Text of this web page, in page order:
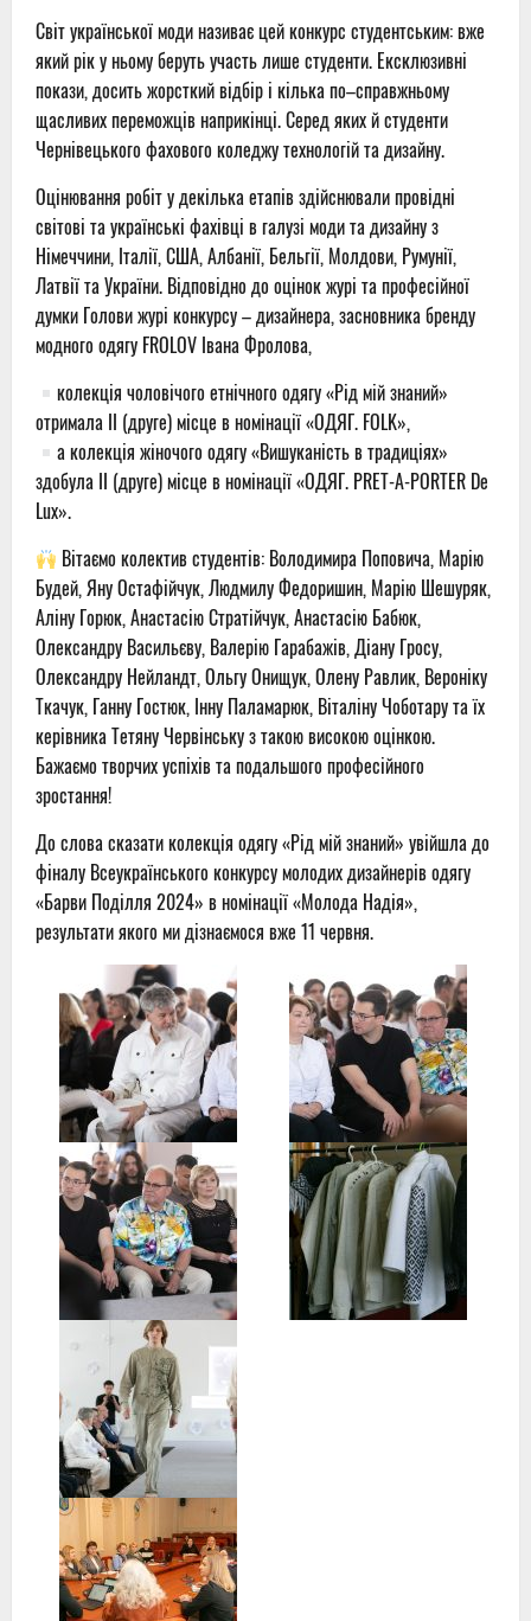
Світ української моди називає цей конкурс студентським: вже
який рік у ньому беруть участь лише студенти. Ексклюзивні
покази, досить жорсткий відбір і кілька по–справжньому
щасливих переможців наприкінці. Серед яких й студенти
Чернівецького фахового коледжу технологій та дизайну.
Оцінювання робіт у декілька етапів здійснювали провідні
світові та українські фахівці в галузі моди та дизайну з
Німеччини, Італії, США, Албанії, Бельгії, Молдови, Румунії,
Латвії та України. Відповідно до оцінок журі та професійної
думки Голови журі конкурсу – дизайнера, засновника бренду
модного одягу FROLOV Івана Фролова,
колекція чоловічого етнічного одягу «Рід мій знаний»
отримала ІІ (друге) місце в номінації «ОДЯГ. FOLK»,
а колекція жіночого одягу «Вишуканість в традиціях»
здобула ІІ (друге) місце в номінації «ОДЯГ. PRET-A-PORTER De
Lux».
Вітаємо колектив студентів: Володимира Поповича, Марію
Будей, Яну Остафійчук, Людмилу Федоришин, Марію Шешуряк,
Аліну Горюк, Анастасію Стратійчук, Анастасію Бабюк,
Олександру Васильєву, Валерію Гарабажів, Діану Гросу,
Олександру Нейландт, Ольгу Онищук, Олену Равлик, Вероніку
Ткачук, Ганну Гостюк, Інну Паламарюк, Віталіну Чоботару та їх
керівника Тетяну Червінську з такою високою оцінкою.
Бажаємо творчих успіхів та подальшого професійного
зростання!
До слова сказати колекція одягу «Рід мій знаний» увійшла до
фіналу Всеукраїнського конкурсу молодих дизайнерів одягу
«Барви Поділля 2024» в номінації «Молода Надія»,
результати якого ми дізнаємося вже 11 червня.